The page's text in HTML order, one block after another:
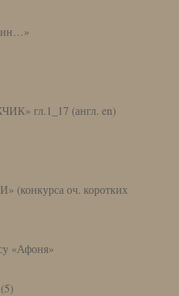
гл.1_17 (англ. en)
оч. коротких
«Афоня»